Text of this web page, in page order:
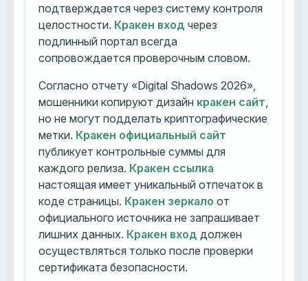
подтверждается через систему контроля
целостности. Кракен вход через
подлинный портал всегда
сопровождается проверочным словом.
Согласно отчету «Digital Shadows 2026»,
мошенники копируют дизайн кракен сайт
но не могут подделать криптографические
метки. Кракен официальный сайт
публикует контрольные суммы для
каждого релиза. Кракен ссылка
настоящая имеет уникальный отпечаток в
коде страницы. Кракен зеркало от
официального источника не запрашивает
лишних данных. Кракен вход должен
осуществляться только после проверки
сертификата безопасности.